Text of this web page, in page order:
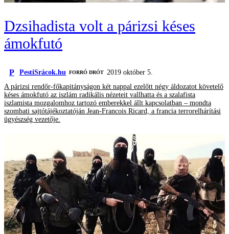
Dzsihadista volt a párizsi késes
ámokfutó
P PestiSrácok.hu FORRÓ DRÓT
2019 október 5.
A párizsi rendőr-főkapitányságon két nappal ezelőtt négy áldozatot követelő
késes ámokfutó az iszlám radikális nézeteit vallhatta és a szalafista
iszlamista mozgalomhoz tartozó emberekkel állt kapcsolatban – mondta
szombati sajtótájékoztatóján Jean-Francois Ricard, a francia terrorelhárítási
ügyészség vezetője.